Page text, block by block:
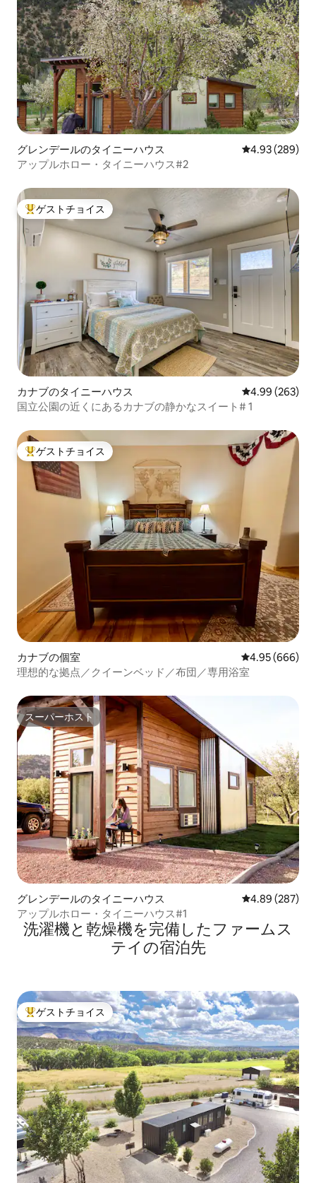
グレンデールのタイニーハウス レビュー289
4.93 (289)
アップルホロー・タイニーハウス#2
大好評のゲストチョイスです。
ゲストチョイス
カナブのタイニーハウス レビュー263
4.99 (263)
国立公園の近くにあるカナブの静かなスイート# 1
大好評のゲストチョイスです。
ゲストチョイス
カナブの個室 レビュー666
4.95 (666)
理想的な拠点／クイーンベッド／布団／専用浴室
スーパーホスト
スーパーホスト
グレンデールのタイニーハウス レビュー287
4.89 (287)
アップルホロー・タイニーハウス#1
洗濯機と乾燥機を完備したファームス
テイの宿泊先
大好評のゲストチョイスです。
ゲストチョイス